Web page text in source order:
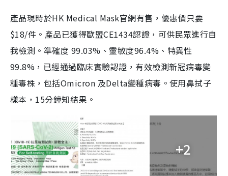
產品現時於HK Medical Mask官網有售，優惠價只要
$18/件。產品已獲得歐盟CE1434認證，可供民眾進行自
我檢測。準確度 99.03%、靈敏度96.4%、特異性
99.8%，已經通過臨床實驗認證，有效檢測新冠病毒變
種毒株，包括Omicron 及Delta變種病毒。使用鼻拭子
樣本，15分鐘知結果。
+2